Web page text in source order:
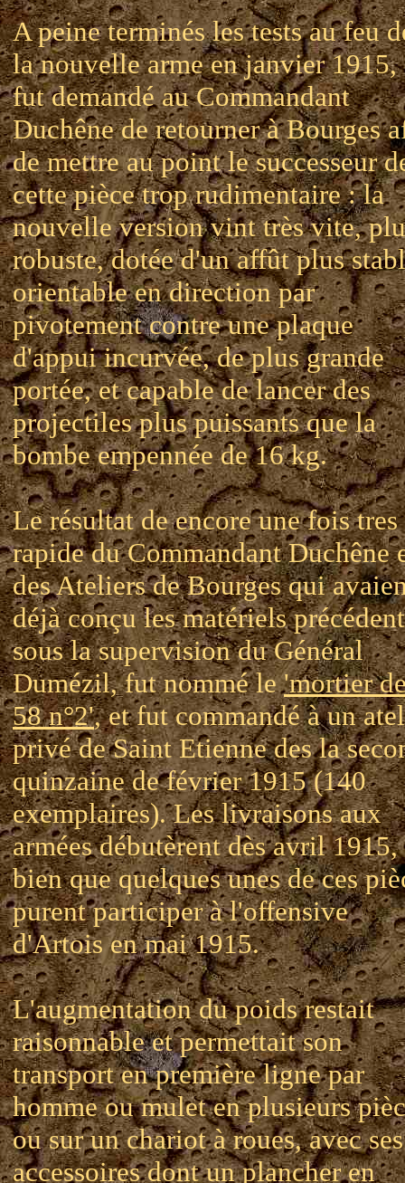
A peine terminés les tests au feu
la nouvelle arme en janvier
fut demandé au Commandant
Duchêne de retourner à Bourges
de mettre au point le successeur
cette pièce trop rudimentaire : la
nouvelle version vint très vite,
robuste, dotée d'un affût plus
orientable en direction par
pivotement contre une plaque
d'appui incurvée, de plus grande
portée, et capable de lancer des
projectiles plus puissants que la
bombe empennée de 16 kg.
Le résultat de encore une fois tres
rapide du Commandant Duchêne
des Ateliers de Bourges qui
déjà conçu les matériels
sous la supervision du Général
Dumézil, fut nommé le'mortier
58 n°2', et fut commandé à un
privé de Saint Etienne des la
quinzaine de février 1915 (140
exemplaires). Les livraisons aux
armées débutèrent dès avril 1915,
bien que quelques unes de ces
purent participer à l'offensive
d'Artois en mai 1915.
L'augmentation du poids restait
raisonnable et permettait son
transport en première ligne par
homme ou mulet en plusieurs
ou sur un chariot à roues, avec ses
accessoires dont un plancher en